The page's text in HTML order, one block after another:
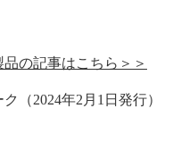
の記事はこちら＞＞
（2024年2月1日発行）